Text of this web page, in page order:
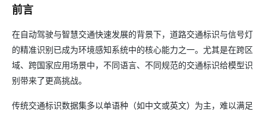
前言
在自动驾驶与智慧交通快速发展的背景下，道路交通标识与信号灯
的精准识别已成为环境感知系统中的核心能力之一。尤其是在跨区
域、跨国家应用场景中，不同语言、不同规范的交通标识给模型识
别带来了更高挑战。
传统交通标识数据集多以单语种（如中文或英文）为主，难以满足